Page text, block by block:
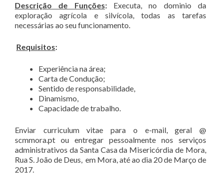
Descrição de Funções:Executa, no dominio da
exploração agrícola e silvícola, todas as tarefas
necessárias ao seu funcionamento.
Requisitos:
Experiência na área;
Carta de Condução;
Sentido de responsabilidade,
Dinamismo,
Capacidade de trabalho.
Enviar curriculum vitae para o e-mail, geral @
scmmora.pt ou entregar pessoalmente nos serviços
administrativos da Santa Casa da Misericórdia de Mora,
Rua S. João de Deus, em Mora, até ao dia 20 de Março de
2017.